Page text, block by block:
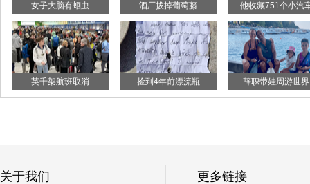
女子大脑有蛔虫 酒厂拔掉葡萄藤 他收藏751个小汽
英千架航班取消 捡到4年前漂流瓶 辞职带娃周游世界
关于我们 更多链接